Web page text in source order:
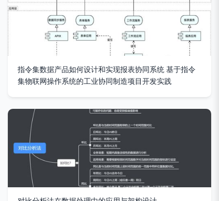
指令集数据产品如何设计和实现报表协同系统 基于指令
集物联网操作系统的工业协同制造项目开发实践